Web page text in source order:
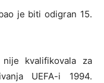
je biti odigran 15.
kvalifikovala za
UEFA-i 1994.